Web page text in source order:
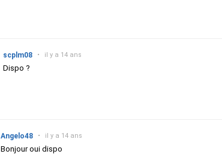
scplm08 • il y a 14 ans
Dispo ?
Angelo48 • il y a 14 ans
Bonjour oui dispo